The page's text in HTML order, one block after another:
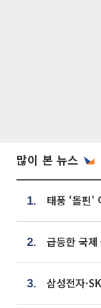
많이 본 뉴스
1.
2. 급등한 국
3. 삼성전자